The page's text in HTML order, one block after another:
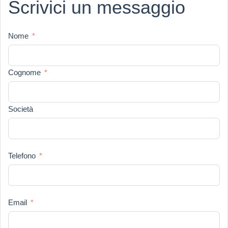
Scrivici un messaggio
Nome
Cognome
Società
Telefono
Email